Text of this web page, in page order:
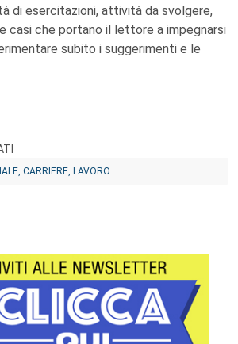
di esercitazioni, attività da svolgere,
casi che portano il lettore a impegnarsi
subito i suggerimenti e le
CARRIERE, LAVORO